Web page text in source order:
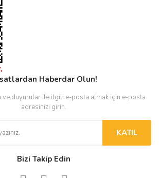
Haberdar Olun!
ve duyurular ile ilgili e-posta almak için e-posta
adresinizi girin.
KATIL
Bizi Takip Edin